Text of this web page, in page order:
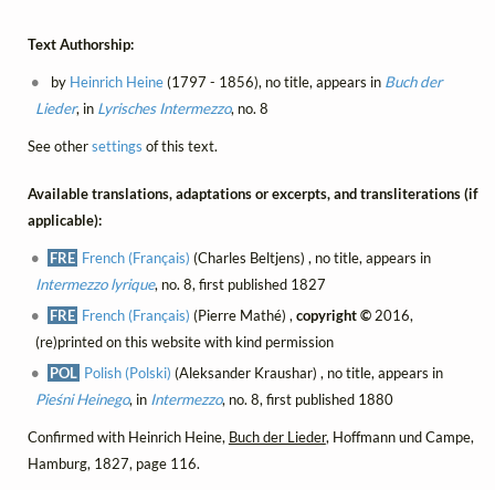
Text Authorship:
by Heinrich Heine(1797 - 1856), no title, appears in Buch der
Lieder, in Lyrisches Intermezzo, no. 8
See othersettings of this text.
Available translations, adaptations or excerpts, and transliterations (if
applicable):
FRE French (Français) (Charles Beltjens) , no title, appears in
Intermezzo lyrique, no. 8, first published 1827
FRE French (Français) (Pierre Mathé) ,copyright © 2016,
(re)printed on this website with kind permission
POL Polish (Polski) (Aleksander Kraushar) , no title, appears in
Pieśni Heinego, in Intermezzo, no. 8, first published 1880
Confirmed with Heinrich Heine, Buch der Lieder, Hoffmann und Campe,
Hamburg, 1827, page 116.